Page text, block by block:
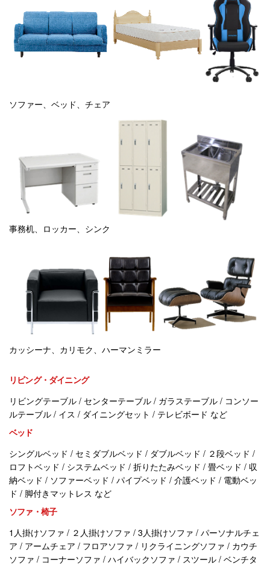
ソファー、ベッド、チェア
事務机、ロッカー、シンク
カッシーナ、カリモク、ハーマンミラー
リビング・ダイニング
リビングテーブル / センターテーブル / ガラステーブル / コンソー
ルテーブル / イス / ダイニングセット / テレビボード など
ベッド
シングルベッド / セミダブルベッド / ダブルベッド / ２段ベッド /
ロフトベッド / システムベッド / 折りたたみベッド / 畳ベッド / 収
納ベッド / ソファーベッド / パイプベッド / 介護ベッド / 電動ベッ
ド / 脚付きマットレス など
ソファ・椅子
1人掛けソファ / ２人掛けソファ / 3人掛けソファ / パーソナルチェ
ア / アームチェア / フロアソファ / リクライニングソファ / カウチ
ソファ / コーナーソファ / ハイバックソファ / スツール / ベンチタ